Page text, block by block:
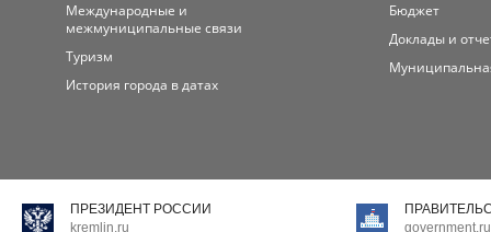
Международные и
межмуниципальные связи
Туризм
История города в датах
Бюджет
Доклады и
ПРЕЗИДЕНТ РОССИИ
kremlin.ru
government.ru